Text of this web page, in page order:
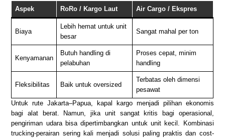
Aspek RoRo / Kargo Laut Air Cargo / Ekspres
Biaya
Lebih hemat untuk unit
besar
Sangat mahal per ton
Kenyamanan
Butuh handling di
pelabuhan
Proses cepat, minim
handling
Fleksibilitas Baik untuk oversized
Terbatas oleh dimensi
pesawat
Untuk rute Jakarta–Papua, kapal kargo menjadi pilihan ekonomis
bagi alat berat. Namun, jika unit sangat kritis bagi operasional,
pengiriman udara bisa dipertimbangkan untuk unit kecil. Kombinasi
trucking-perairan sering kali menjadi solusi paling praktis dan cost-